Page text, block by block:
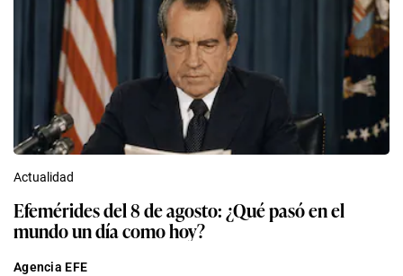
Actualidad
Efemérides del 8 de agosto: ¿Qué pasó en el
mundo un día como hoy?
Agencia EFE